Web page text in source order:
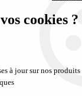
cookies ?
à jour sur nos produits